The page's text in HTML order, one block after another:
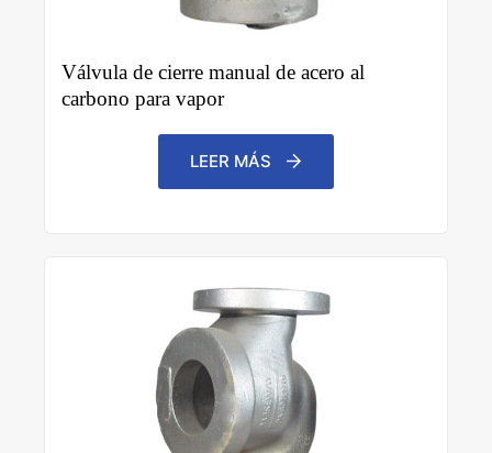
Válvula de cierre manual de acero al
carbono para vapor
LEER MÁS